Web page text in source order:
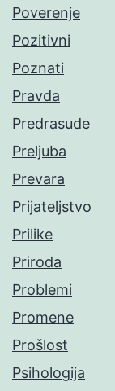
Poverenje
Pozitivni
Poznati
Pravda
Predrasude
Preljuba
Prevara
Prijateljstvo
Prilike
Priroda
Problemi
Promene
Prošlost
Psihologija